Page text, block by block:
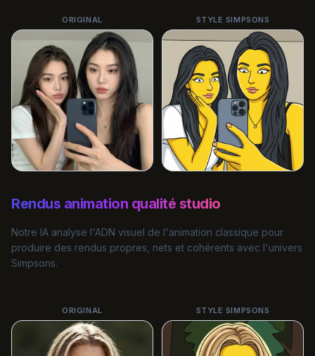
Rendus animation qualité studio
Notre IA analyse l'ADN visuel de l'animation classique pour
produire des rendus propres, nets et cohérents avec l'univers
Simpsons.
ORIGINAL STYLE SIMPSONS
ORIGINAL STYLE SIMPSONS